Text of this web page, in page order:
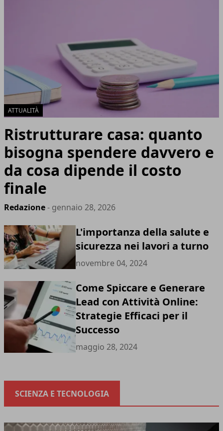
ATTUALITÀ
Ristrutturare casa: quanto
bisogna spendere davvero e
da cosa dipende il costo
finale
Redazione- gennaio 28, 2026
L'importanza della salute e
sicurezza nei lavori a turno
novembre 04, 2024
Come Spiccare e Generare
Lead con Attività Online:
Strategie Efficaci per il
Successo
maggio 28, 2024
SCIENZA E TECNOLOGIA